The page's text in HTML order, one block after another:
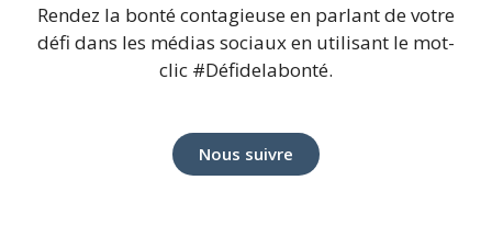
Rendez la bonté contagieuse en parlant de votre
défi dans les médias sociaux en utilisant le mot-
clic #Défidelabonté.
Nous suivre